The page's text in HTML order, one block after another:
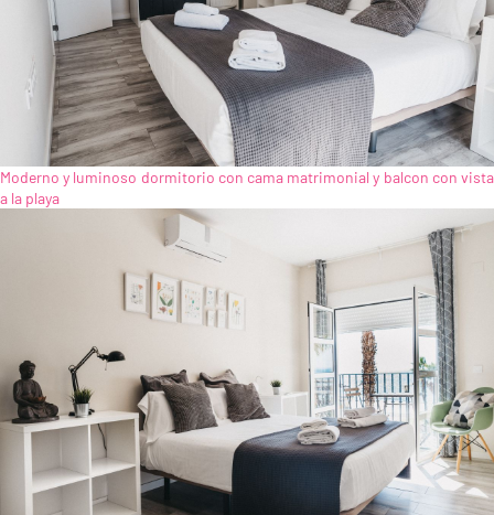
Moderno y luminoso dormitorio con cama matrimonial y balcon con vista
a la playa